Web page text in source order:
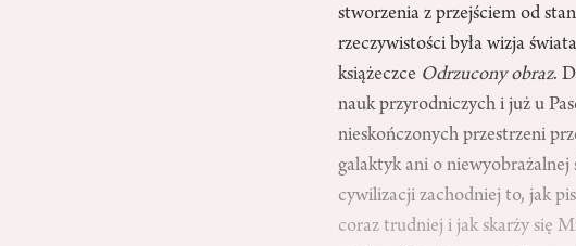
stworzenia z przejściem od
rzeczywistości była wizja
książeczce Odrzucony obraz.
nauk przyrodniczych i już u
nieskończonych przestrzeni
galaktyk ani o niewyobrażalnej
cywilizacji zachodniej to, jak
coraz trudniej i jak skarży się